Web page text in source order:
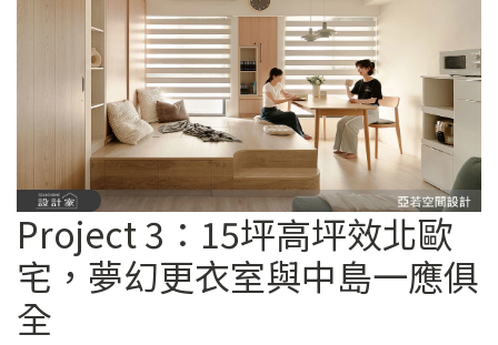
Project 3：15坪高坪效北歐
宅，夢幻更衣室與中島一應俱
全